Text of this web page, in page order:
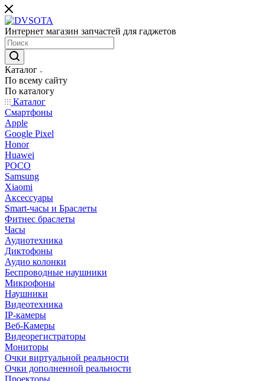
Интернет магазин запчастей для гаджетов
Каталог
По всему сайту
По каталогу
Каталог
Смартфоны
Apple
Google Pixel
Honor
Huawei
POCO
Samsung
Xiaomi
Аксессуары
Smart-часы и Браслеты
Фитнес браслеты
Часы
Аудиотехника
Диктофоны
Аудио колонки
Беспроводные наушники
Микрофоны
Наушники
Видеотехника
IP-камеры
Веб-Камеры
Видеорегистраторы
Мониторы
Очки виртуальной реальности
Очки дополненной реальности
Проекторы